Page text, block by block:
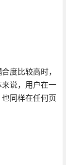
度比较高时，
说，用户在一
同样在任何页